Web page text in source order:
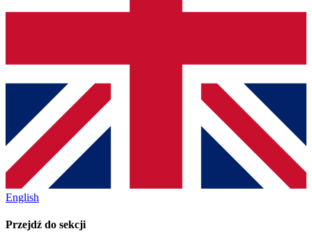
English
Przejdź do sekcji